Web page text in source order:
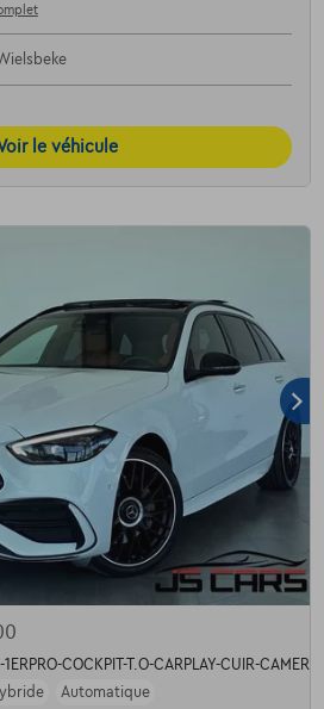
le véhicule
COCKPIT-T.O-CARPLAY-CUIR-
Automatique